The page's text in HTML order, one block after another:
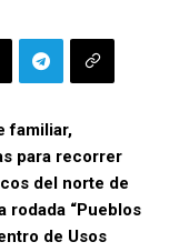
familiar,
para recorrer
del norte de
rodada “Pueblos
de Usos